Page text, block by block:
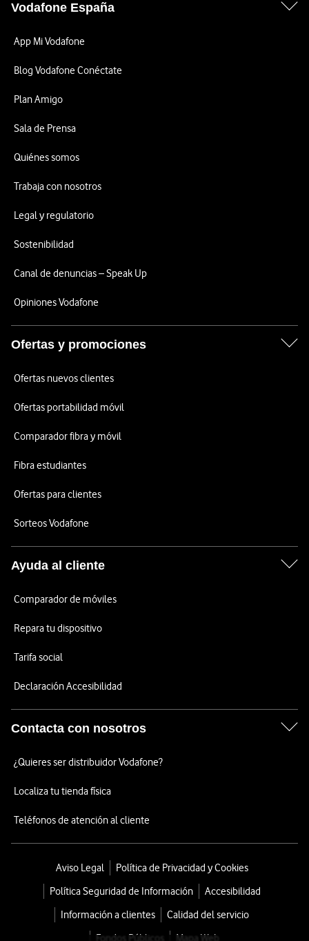
Vodafone España
App Mi Vodafone
Blog Vodafone Conéctate
Plan Amigo
Sala de Prensa
Quiénes somos
Trabaja con nosotros
Legal y regulatorio
Sostenibilidad
Canal de denuncias – Speak Up
Opiniones Vodafone
Ofertas y promociones
Ofertas nuevos clientes
Ofertas portabilidad móvil
Comparador fibra y móvil
Fibra estudiantes
Ofertas para clientes
Sorteos Vodafone
Ayuda al cliente
Comparador de móviles
Repara tu dispositivo
Tarifa social
Declaración Accesibilidad
Contacta con nosotros
¿Quieres ser distribuidor Vodafone?
Localiza tu tienda física
Teléfonos de atención al cliente
Aviso Legal
Política de Privacidad y Cookies
Política Seguridad de Información
Accesibilidad
Información a clientes
Calidad del servicio
Fondos Públicos
Mapa Web